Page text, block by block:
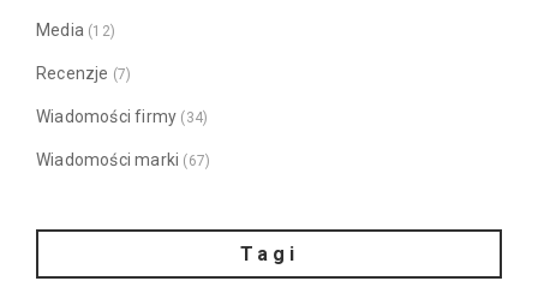
Media (12)
Recenzje (7)
Wiadomości firmy (34)
Wiadomości marki (67)
Tagi